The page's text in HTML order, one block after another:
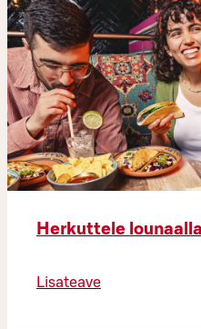
Herkuttele
Lisateave